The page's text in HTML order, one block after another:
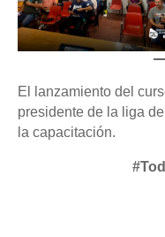
El lanzamiento del
presidente de la liga
la capacitación.